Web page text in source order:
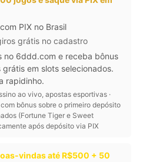
PIX no Brasil
grátis no cadastro
no 6ddd.com e receba bônus
em slots selecionados.
rapidinho.
ao vivo, apostas esportivas ·
bônus sobre o primeiro depósito
(Fortune Tiger e Sweet
após depósito via PIX
vindas até R$500 + 50